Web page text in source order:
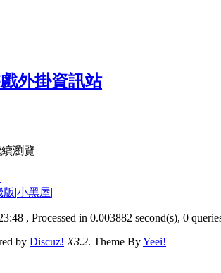
瀏覽
版|小黑屋|
, Processed in 0.003882 second(s), 0
by Discuz! X3.2. Theme ByYeei!